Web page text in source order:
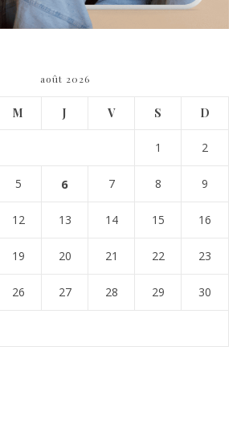
août 2026
M J V S D
1 2
5 6 7 8 9
12 13 14 15 16
19 20 21 22 23
26 27 28 29 30